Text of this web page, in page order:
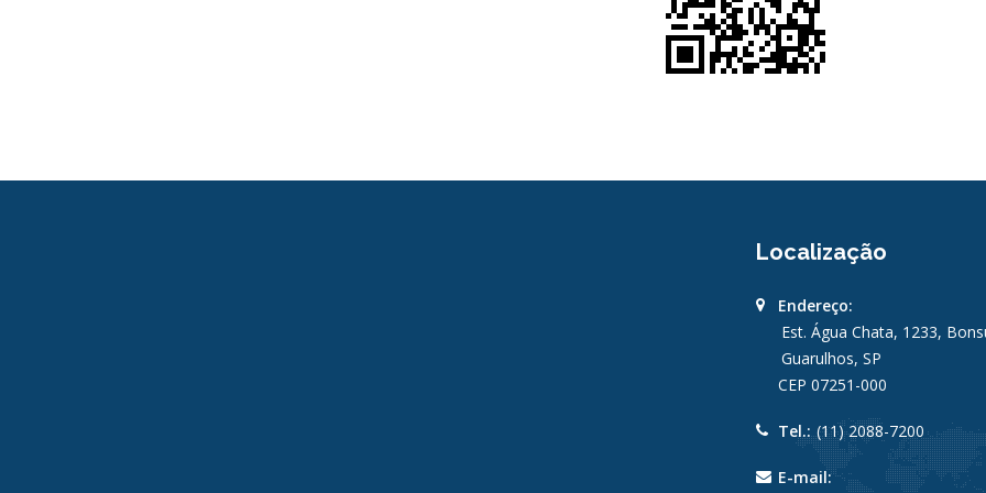
Localização
Endereço:
Est. Água Chata, 1233,
Guarulhos, SP
CEP 07251-000
Tel.: (11) 2088-7200
E-mail: